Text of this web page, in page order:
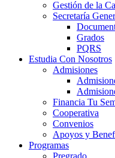
Gestión de la
Secretaría
Grados
PQRS
Estudia Con Nosotros
Admisiones
Financia Tu
Cooperativa
Convenios
Apoyos y
Programas
Pregrado